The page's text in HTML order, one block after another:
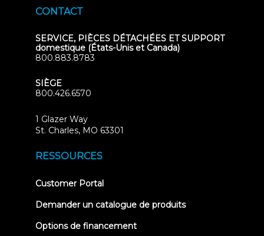
CONTACT
SERVICE, PIÈCES DÉTACHÉES ET SUPPORT
domestique (États-Unis et Canada)
800.883.8783
SIÈGE
800.426.6570
1 Glazer Way
St. Charles, MO 63301
RESSOURCES
Customer Portal(opens
new
Demander un catalogue de produits
Options de financement